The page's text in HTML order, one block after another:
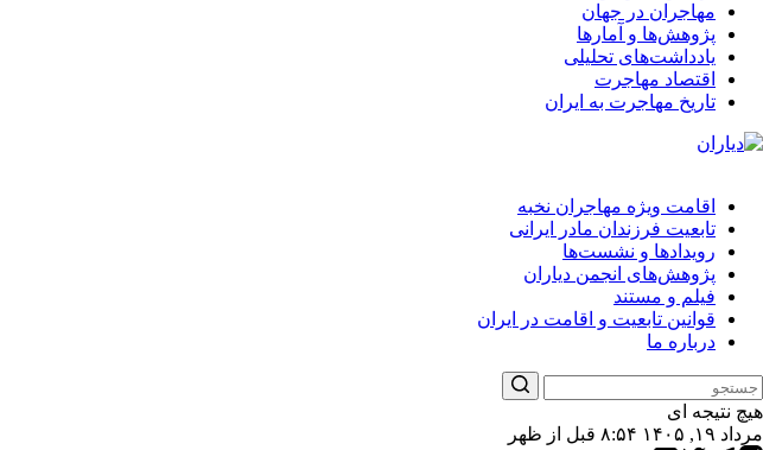
مهاجران در جهان
پژوهش‌ها و آمارها
یادداشت‌های تحلیلی
اقتصاد مهاجرت
تاریخ مهاجرت به ایران
اقامت ویژه مهاجران نخبه
تابعیت فرزندان مادر ایرانی
رویدادها و نشست‌ها
پژوهش‌های انجمن دیاران
فیلم و مستند
قوانین تابعیت و اقامت در ایران
درباره ما
هیچ نتیجه ای
مرداد ۱۹, ۱۴۰۵ ۸:۵۴ قبل از ظهر